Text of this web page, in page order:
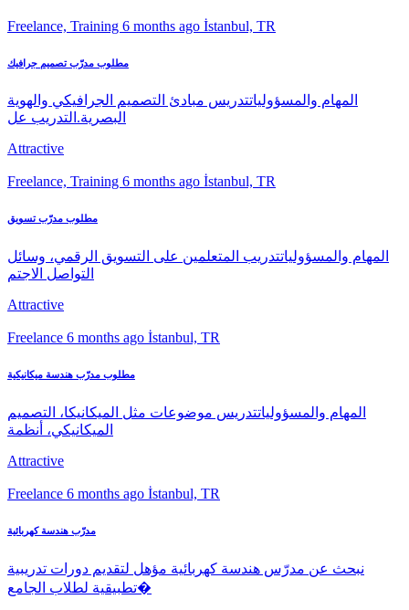
Freelance, Training 6 months ago İstanbul, TR
مطلوب مدرّب تصميم جرافيك
المهام والمسؤولياتتدريس مبادئ التصميم الجرافيكي والهوية
البصرية.التدريب عل
Attractive
Freelance, Training 6 months ago İstanbul, TR
مطلوب مدرّب تسويق
المهام والمسؤولياتتدريب المتعلمين على التسويق الرقمي، وسائل
التواصل الاجتم
Attractive
Freelance 6 months ago İstanbul, TR
مطلوب مدرّب هندسة ميكانيكية
المهام والمسؤولياتتدريس موضوعات مثل الميكانيكا، التصميم
الميكانيكي، أنظمة
Attractive
Freelance 6 months ago İstanbul, TR
مدرّب هندسة كهربائية
نبحث عن مدرّس هندسة كهربائية مؤهل لتقديم دورات تدريبية
تطبيقية لطلاب الجامع�